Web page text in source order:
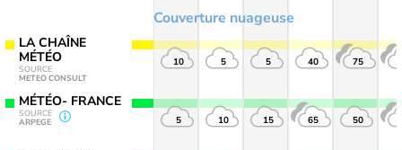
LA CHAÎNE
MÉTÉO
SOURCE
METEO CONSULT
MÉTÉO- FRANCE
SOURCE
ARPEGE
Couverture nuageuse
10
5
5
10
5
15
40
65
75
50